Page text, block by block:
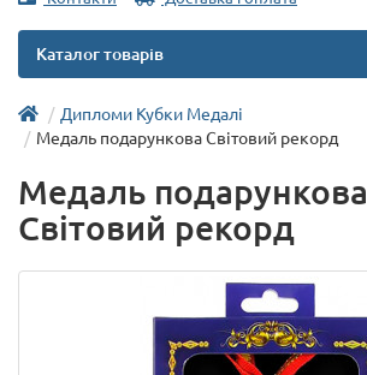
Каталог товарів
Дипломи Кубки Медалі
Медаль подарункова Світовий рекорд
Медаль подарункова
Світовий рекорд